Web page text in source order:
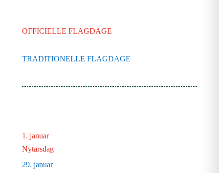
OFFICIELLE FLAGDAGE
TRADITIONELLE FLAGDAGE
1. januar
Nytårsdag
29. januar